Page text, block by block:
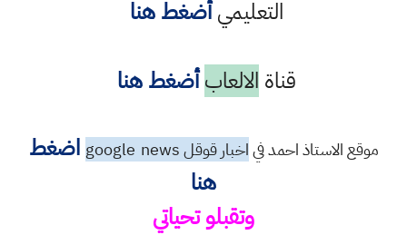
التعليميأضغط هنا
قناة الالعاب أضغط هنا
موقع الاستاذ احمد فياخبار قوقل googlenews
اضغط
هنا
وتقبلو تحياتي